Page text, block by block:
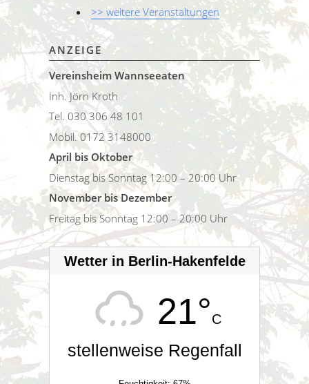
>> weitere Veranstaltungen
ANZEIGE
Vereinsheim Wannseeaten
Inh. Jörn Kroth
Tel. 030 306 48 101
Mobil. 0172 3148000
April bis Oktober
Dienstag bis Sonntag 12:00 – 20:00 Uhr
November bis Dezember
Freitag bis Sonntag 12:00 – 20:00 Uhr
Wetter in Berlin-Hakenfelde
21°C
stellenweise Regenfall